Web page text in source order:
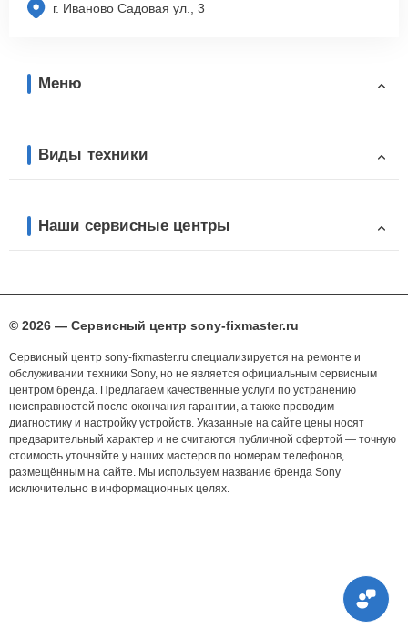
г. Иваново Садовая ул., 3
Меню
Виды техники
Наши сервисные центры
© 2026 — Сервисный центр sony-fixmaster.ru
Сервисный центр sony-fixmaster.ru специализируется на ремонте и
обслуживании техники Sony, но не является официальным сервисным
центром бренда. Предлагаем качественные услуги по устранению
неисправностей после окончания гарантии, а также проводим
диагностику и настройку устройств. Указанные на сайте цены носят
предварительный характер и не считаются публичной офертой — точную
стоимость уточняйте у наших мастеров по номерам телефонов,
размещённым на сайте. Мы используем название бренда Sony
исключительно в информационных целях.